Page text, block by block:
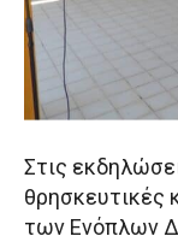
Στις
θρησκευτικές
των Ενόπλων